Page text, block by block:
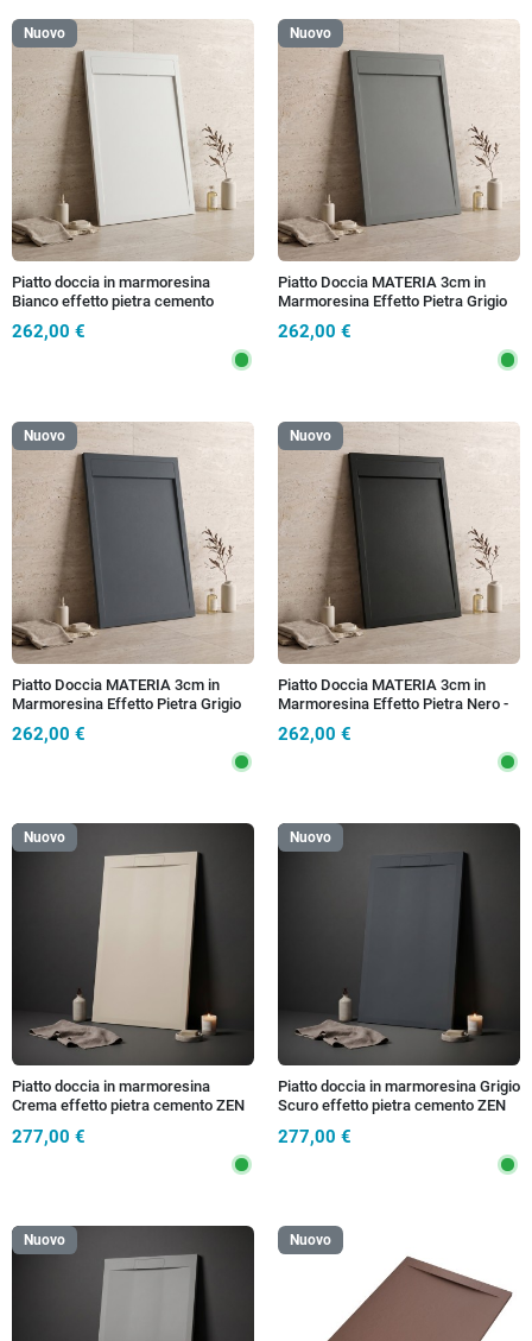
Nuovo
Piatto doccia in marmoresina
Bianco effetto pietra cemento
262,00 €
Nuovo
Piatto Doccia MATERIA 3cm in
Marmoresina Effetto Pietra Grigio
262,00 €
Nuovo
Piatto Doccia MATERIA 3cm in
Marmoresina Effetto Pietra Grigio
262,00 €
Nuovo
Piatto Doccia MATERIA 3cm in
Marmoresina Effetto Pietra Nero -
262,00 €
Nuovo
Piatto doccia in marmoresina
Crema effetto pietra cemento ZEN
277,00 €
Nuovo
Piatto doccia in marmoresina Grigio
Scuro effetto pietra cemento ZEN
277,00 €
Nuovo Nuovo